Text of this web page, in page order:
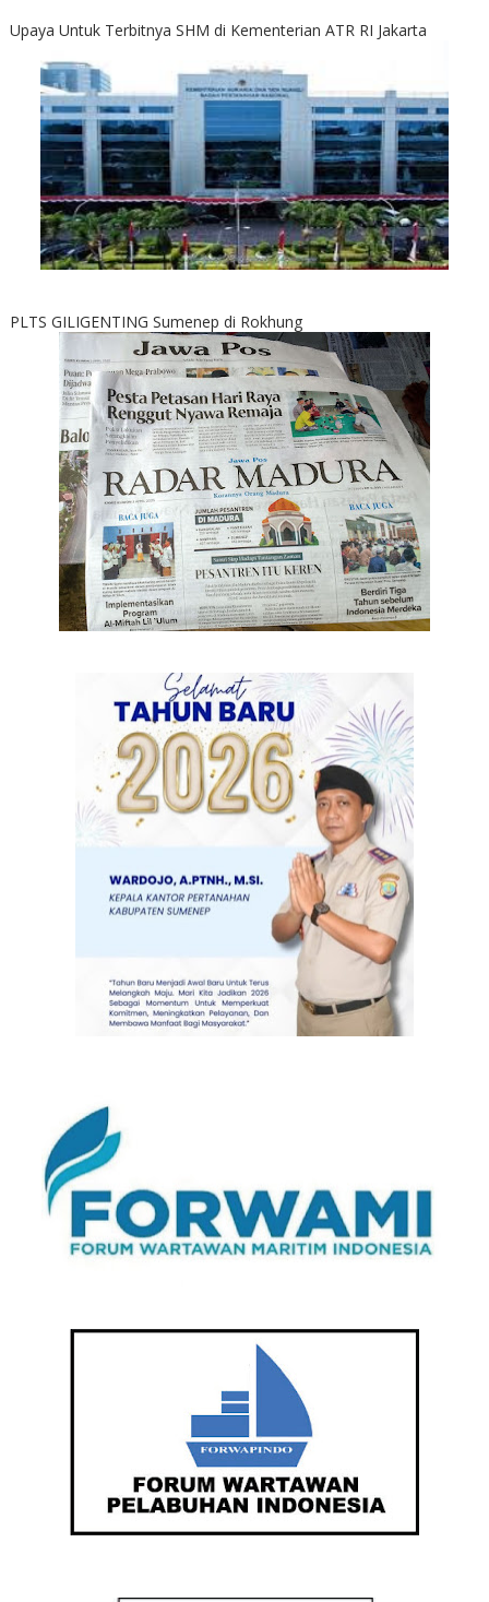
Upaya Untuk Terbitnya SHM di Kementerian ATR RI Jakarta
PLTS GILIGENTING Sumenep di Rokhung